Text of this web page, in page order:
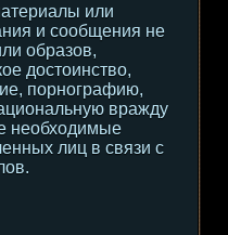
или
и сообщения не
образов,
достоинство,
порнографию,
вражду
необходимые
лиц в связи с